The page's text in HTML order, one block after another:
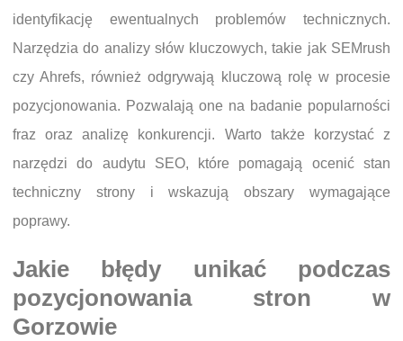
identyfikację ewentualnych problemów technicznych.
Narzędzia do analizy słów kluczowych, takie jak SEMrush
czy Ahrefs, również odgrywają kluczową rolę w procesie
pozycjonowania. Pozwalają one na badanie popularności
fraz oraz analizę konkurencji. Warto także korzystać z
narzędzi do audytu SEO, które pomagają ocenić stan
techniczny strony i wskazują obszary wymagające
poprawy.
Jakie błędy unikać podczas
pozycjonowania stron w
Gorzowie